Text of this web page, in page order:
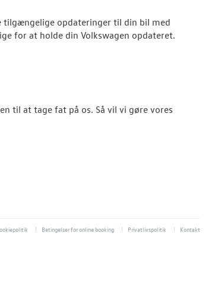
tilgængelige opdateringer til din bil med
for at holde din Volkswagen opdateret.
til at tage fat på os. Så vil vi gøre vores
Betingelser for online booking Privatlivspolitik Kontakt